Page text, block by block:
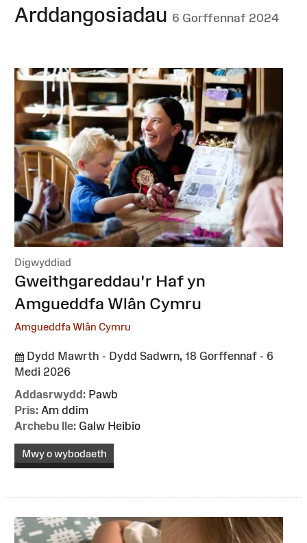
Arddangosiadau 6 Gorffennaf 2024
Digwyddiad
:Gweithgareddau'r Haf yn
Amgueddfa Wlân Cymru
Amgueddfa Wlân Cymru
Dydd Mawrth - Dydd Sadwrn, 18 Gorffennaf - 6
Medi 2026
Addasrwydd: Pawb
Pris: Am ddim
Archebu lle: Galw Heibio
Mwy o wybodaeth